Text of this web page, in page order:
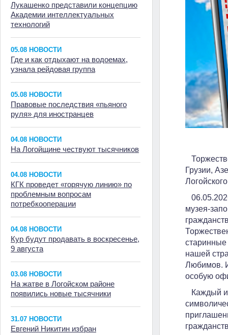
Лукашенко представили концепцию
Академии интеллектуальных
технологий
05.08 НОВОСТИ
Где и как отдыхают на водоемах,
узнала рейдовая группа
05.08 НОВОСТИ
Правовые последствия «пьяного
руля» для иностранцев
04.08 НОВОСТИ
На Логойщине чествуют тысячников
04.08 НОВОСТИ
КГК проведет «горячую линию» по
проблемным вопросам
потребкооперации
04.08 НОВОСТИ
Кур будут продавать в воскресенье,
9 августа
03.08 НОВОСТИ
На жатве в Логойском районе
появились новые тысячники
31.07 НОВОСТИ
Евгений Никитин избран
Грузии,
музея-
старинные
нашей
Любимов.
особую
Каждый